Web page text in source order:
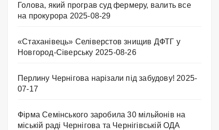
Голова, який програв суд фермеру, валить все
на прокурора 2025-08-29
«Стаханівець» Селіверстов знищив ДФТГ у
Новгород-Сіверську 2025-08-26
Перлину Чернігова нарізали під забудову! 2025-
07-17
Фірма Семінського заробила 30 мільйонів на
міській раді Чернігова та Чернігівській ОДА